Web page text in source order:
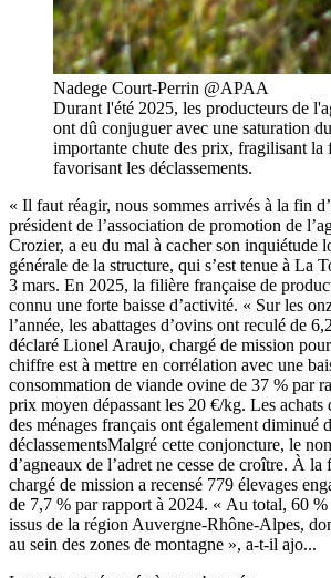
Nadege Court-Perrin @APAA
Durant l'été 2025, les producteurs de
ont dû conjuguer avec une saturation
importante chute des prix, fragilisant la
favorisant les déclassements.
« Il faut réagir, nous sommes arrivés à la fin
président de l’association de promotion de
Crozier, a eu du mal à cacher son inquiétude
générale de la structure, qui s’est tenue à La
3 mars. En 2025, la filière française de
connu une forte baisse d’activité. « Sur les
l’année, les abattages d’ovins ont reculé de
déclaré Lionel Araujo, chargé de mission
chiffre est à mettre en corrélation avec une
consommation de viande ovine de 37 % par
prix moyen dépassant les 20 €/kg. Les achats
des ménages français ont également diminué
déclassementsMalgré cette conjoncture, le
d’agneaux de l’adret ne cesse de croître. À la
chargé de mission a recensé 779 élevages
de 7,7 % par rapport à 2024. « Au total, 60 %
issus de la région Auvergne-Rhône-Alpes,
au sein des zones de montagne », a-t-il ajo...